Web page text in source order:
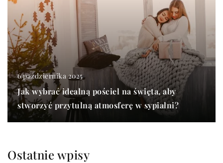
6 października 2025
Jak wybrać idealną pościel na święta, aby
stworzyć przytulną atmosferę w sypialni?
Ostatnie wpisy